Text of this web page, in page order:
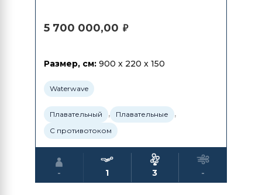
5 700 000,00 ₽
Размер, см: 900 x 220 x 150
Waterwave
Плавательный , Плавательные ,
С противотоком
- 1 3 -